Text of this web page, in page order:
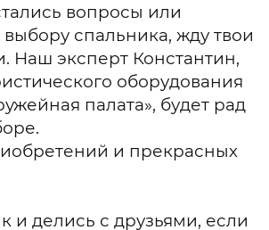
вопросы или
спальника, жду твои
Наш эксперт Константин,
оборудования
палата», будет рад
и прекрасных
и делись с друзьями, если